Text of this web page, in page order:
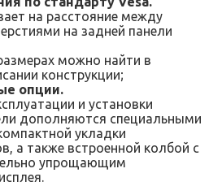
на расстояние между
на задней панели
можно найти в
конструкции;
опции.
и установки
дополняются специальными
укладки
а также встроенной колбой с
упрощающим